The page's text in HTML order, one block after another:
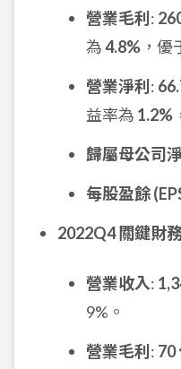
營業毛利 :
為4.8% ，優
營業淨利 :
益率為 1.2%
歸屬母公司
每股盈餘
2022Q4 關鍵財
營業收入:
9%。
營業毛利 : 70